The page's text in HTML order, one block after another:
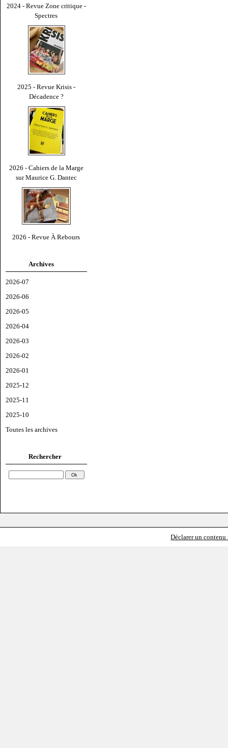
2024 - Revue Zone critique -
Spectres
2025 - Revue Krisis -
Décadence ?
2026 - Cahiers de la Marge
sur Maurice G. Dantec
2026 - Revue À Rebours
Archives
2026-07
2026-06
2026-05
2026-04
2026-03
2026-02
2026-01
2025-12
2025-11
2025-10
Toutes les archives
Rechercher
Déclarer un